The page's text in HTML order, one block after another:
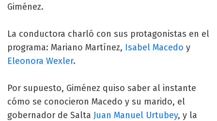
Giménez.
La conductora charló con sus protagonistas en el
programa: Mariano Martínez, Isabel Macedo y
Eleonora Wexler.
Por supuesto, Giménez quiso saber al instante
cómo se conocieron Macedo y su marido, el
gobernador de Salta Juan Manuel Urtubey, y la